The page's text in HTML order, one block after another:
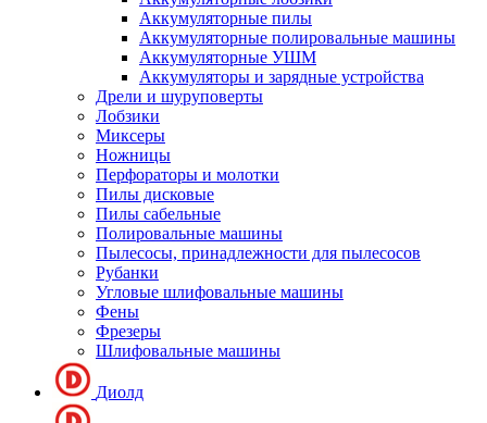
Аккумуляторные пилы
Аккумуляторные полировальные машины
Аккумуляторные УШМ
Аккумуляторы и зарядные устройства
Дрели и шуруповерты
Лобзики
Миксеры
Ножницы
Перфораторы и молотки
Пилы дисковые
Пилы сабельные
Полировальные машины
Пылесосы, принадлежности для пылесосов
Рубанки
Угловые шлифовальные машины
Фены
Фрезеры
Шлифовальные машины
Диолд